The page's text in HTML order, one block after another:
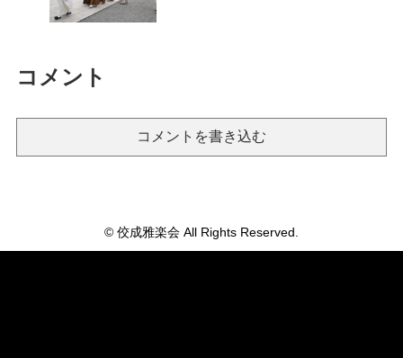
コメント
コメントを書き込む
© 佼成雅楽会 All Rights Reserved.